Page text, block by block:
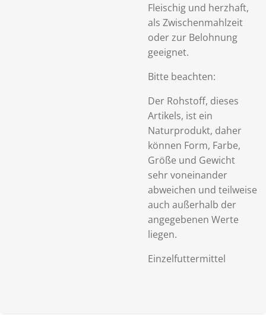
Fleischig und herzhaft,
als Zwischenmahlzeit
oder zur Belohnung
geeignet.
Bitte beachten:
Der Rohstoff, dieses
Artikels, ist ein
Naturprodukt, daher
können Form, Farbe,
Größe und Gewicht
sehr voneinander
abweichen und teilweise
auch außerhalb der
angegebenen Werte
liegen.
Einzelfuttermittel